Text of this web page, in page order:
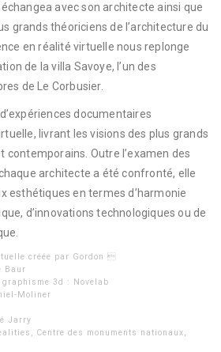
avec son architecte ainsi que
grands théoriciens de l’architecture du
en réalité virtuelle nous replonge
de la villa Savoye, l’un des
de Le Corbusier.
documentaires
livrant les visions des plus grands
contemporains. Outre l’examen des
architecte a été confronté, elle
esthétiques en termes d’harmonie
d’innovations technologiques ou de
créée par Gordon 
Baur
graphisme 3d : Novelab
Moliner
Jarry
Centre des monuments nationaux,